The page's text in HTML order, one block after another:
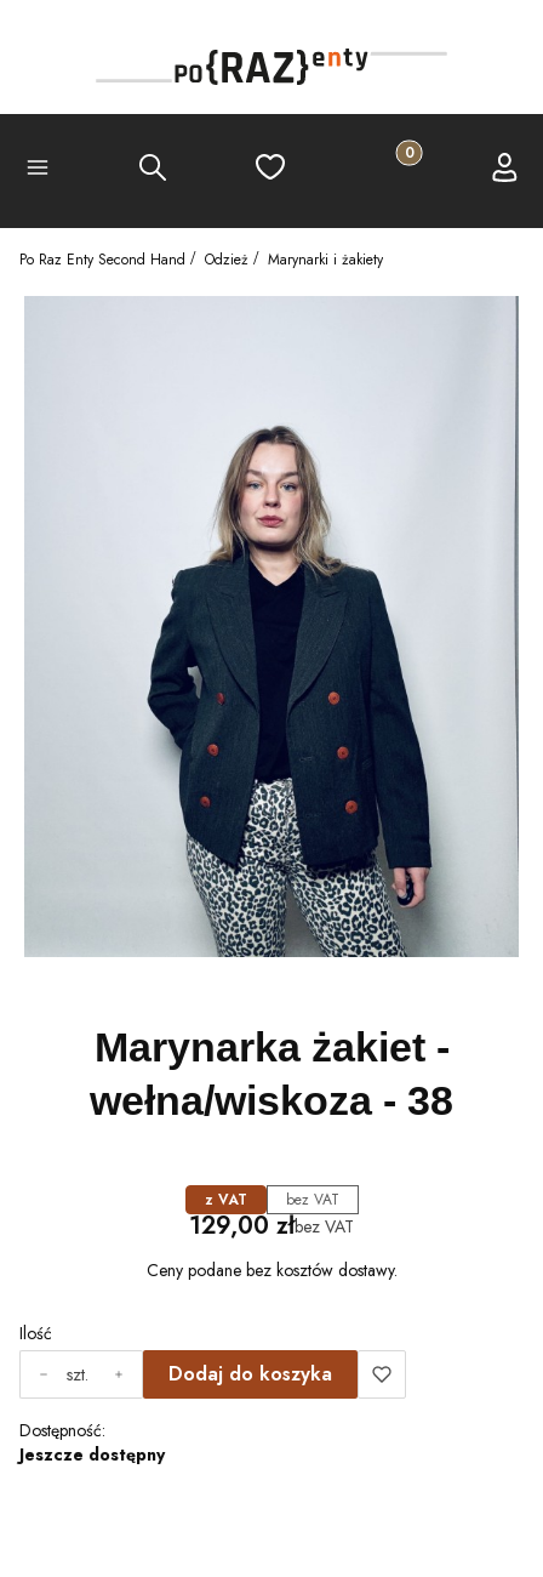
Menu Szukaj Ulubione Produkty w
Koszyk
Po Raz Enty Second Hand Odzież Marynarki i żakiety
Marynarka żakiet -
wełna/wiskoza - 38
z VAT bez VAT
Cena
129,00 złbez VAT
Ceny podane bez kosztów dostawy.
Ilość
szt.
Dodaj do koszyka
Dostępność:
Jeszcze dostępny